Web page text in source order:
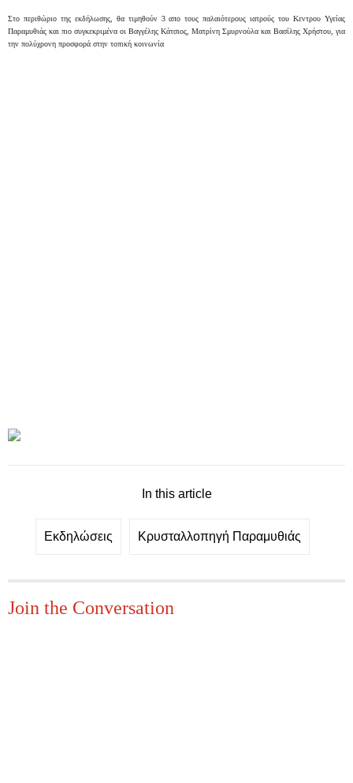
Στο περιθώριο της εκδήλωσης, θα τιμηθούν 3 απο τους παλαιότερους ιατρούς του Κεντρου Υγείας
Παραμυθιάς και πιο συγκεκριμένα οι Βαγγέλης Κάτσιος, Ματρίνη Σμυρνούλα και Βασίλης Χρήστου, για
την πολύχρονη προσφορά στην τοπική κοινωνία
In this article
Εκδηλώσεις Κρυσταλλοπηγή Παραμυθιάς
Join the Conversation